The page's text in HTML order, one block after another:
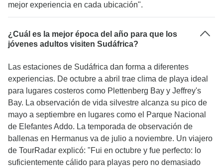
mejor experiencia en cada ubicación".
¿Cuál es la mejor época del año para que los
jóvenes adultos visiten Sudáfrica?
Las estaciones de Sudáfrica dan forma a diferentes
experiencias. De octubre a abril trae clima de playa ideal
para lugares costeros como Plettenberg Bay y Jeffrey's
Bay. La observación de vida silvestre alcanza su pico de
mayo a septiembre en lugares como el Parque Nacional
de Elefantes Addo. La temporada de observación de
ballenas en Hermanus va de julio a noviembre. Un viajero
de TourRadar explicó: "Fui en octubre y fue perfecto: lo
suficientemente cálido para playas pero no demasiado